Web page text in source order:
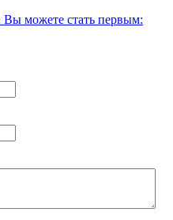
Вы можете стать первым: